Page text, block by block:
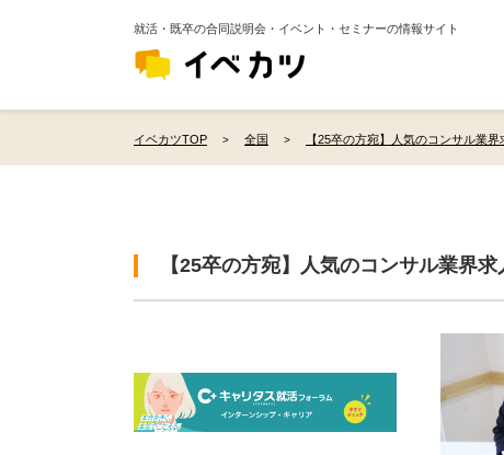
就活・既卒の合同説明会・イベント・セミナーの情報サイト
イベカツTOP 全国 【25卒の方宛】人気のコンサル業
【25卒の方宛】人気のコンサル業界